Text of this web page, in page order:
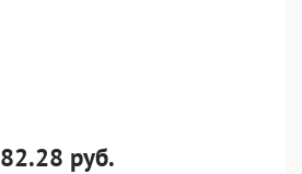
82.28 руб.